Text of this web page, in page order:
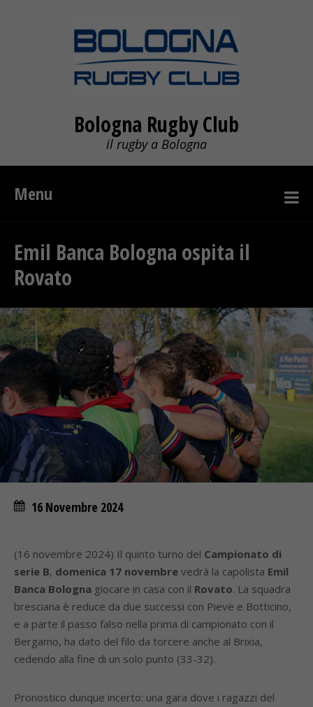
Bologna Rugby Club
il rugby a Bologna
Menu
Emil Banca Bologna ospita il
Rovato
16 Novembre 2024
(16 novembre 2024) Il quinto turno del Campionato di
serie B, domenica 17 novembre vedrà la capolista Emil
Banca Bologna giocare in casa con il Rovato. La squadra
bresciana è reduce da due successi con Pieve e Botticino,
e a parte il passo falso nella prima di campionato con il
Bergamo, ha dato del filo da torcere anche al Brixia,
cedendo alla fine di un solo punto (33-32).
Pronostico dunque incerto: una gara dove i ragazzi del